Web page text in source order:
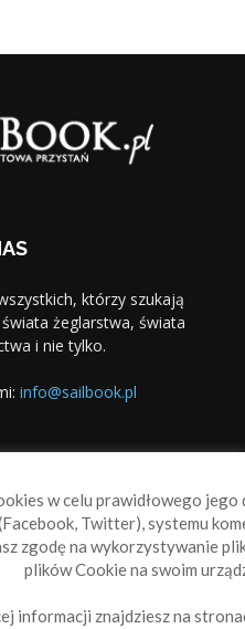
którzy szukają
żeglarstwa, świata
i nie tylko.
info@sailbook.pl
Polityka prywatności
w celu prawidłowego
Twitter), systemu
zgodę na wykorzystywanie
plików Cookie na swoim
informacji znajdziesz na